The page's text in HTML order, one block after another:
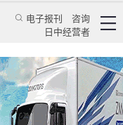
电子报刊
咨询
日中经营者